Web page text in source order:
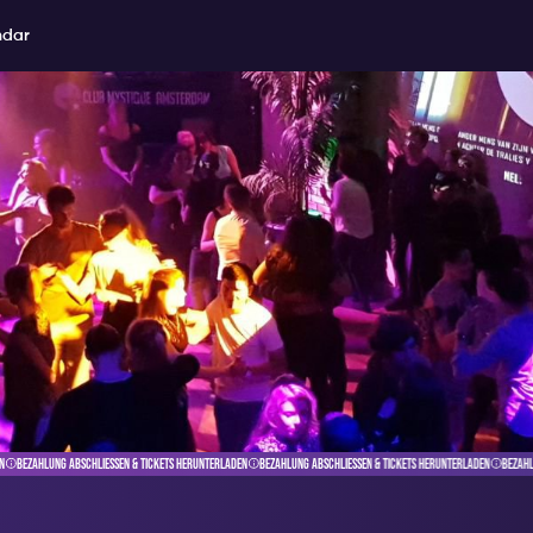
BEZAHLUNG ABSCHLIESSEN & TICKETS HERUNTERLADEN BEZAHLUNG ABSCHLIESSEN & TICKETS HERUNTERLADEN